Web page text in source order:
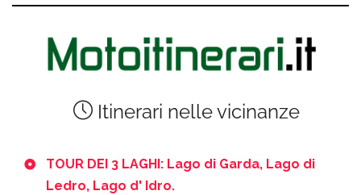
Itinerari nelle vicinanze
TOUR DEI 3 LAGHI: Lago di Garda, Lago di
Ledro, Lago d' Idro.